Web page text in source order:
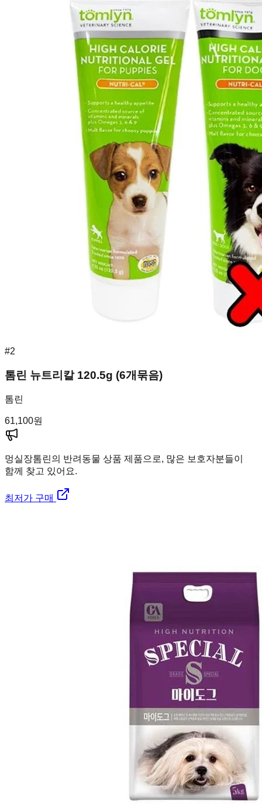
#2
톰린 뉴트리칼 120.5g (6개묶음)
톰린
61,100원
멍실장톰린의 반려동물 상품 제품으로, 많은 보호자분들이
함께 찾고 있어요.
최저가 구매